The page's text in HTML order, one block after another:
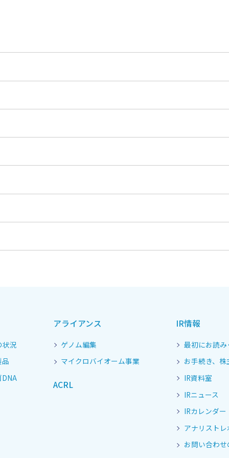
状況
品
アライアンス
ゲノム編集
マイクロバイオーム事業
ACRL
IR情報
最初にお読み
お手続き、
IR資料室
IRニュース
IRカレンダー
アナリストレ
お問い合わせ